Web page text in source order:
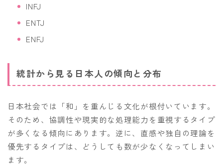
INFJ
ENTJ
ENFJ
統計から見る日本人の傾向と分布
日本社会では「和」を重んじる文化が根付いています。
そのため、協調性や現実的な処理能力を重視するタイプ
が多くなる傾向にあります。逆に、直感や独自の理論を
優先するタイプは、どうしても数が少なくなってしまい
ます。